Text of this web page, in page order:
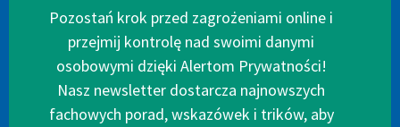
Pozostań krok przed zagrożeniami online i
przejmij kontrolę nad swoimi danymi
osobowymi dzięki Alertom Prywatności!
Nasz newsletter dostarcza najnowszych
fachowych porad, wskazówek i trików, aby